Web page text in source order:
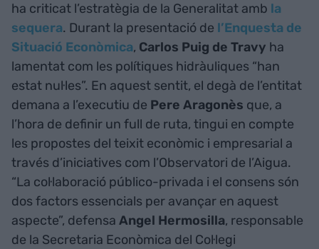
ha criticat l’estratègia de la Generalitat amb la
sequera. Durant la presentació de l’Enquesta de
Situació Econòmica, Carlos Puig de Travy ha
lamentat com les polítiques hidràuliques “han
estat nul·les”. En aquest sentit, el degà de l’entitat
demana a l’executiu de Pere Aragonès que, a
l’hora de definir un full de ruta, tingui en compte
les propostes del teixit econòmic i empresarial a
través d’iniciatives com l’Observatori de l’Aigua.
“La col·laboració público-privada i el consens són
dos factors essencials per avançar en aquest
aspecte”, defensa Angel Hermosilla, responsable
de la Secretaria Econòmica del Col·legi